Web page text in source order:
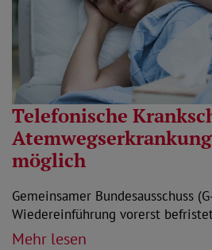
Telefonische
möglich
Gemeinsamer Bundesausschuss
Wiedereinführung vorerst
Mehr lesen